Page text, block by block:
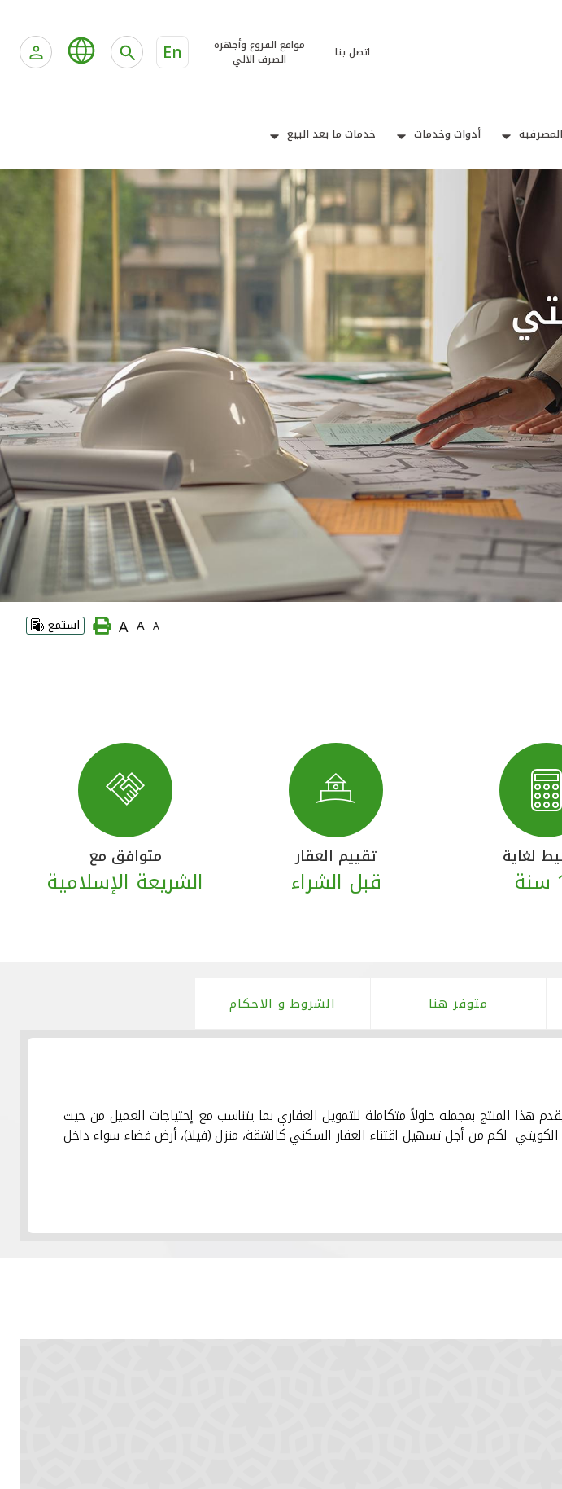
اتصل بنا
مواقع الفروع وأجهزة
الصرف الآلي
En
أدوات وخدمات خدمات ما بعد البيع
A
A
A استمع
لغاية تقييم العقار
قبل الشراء
متوافق مع
الشريعة الإسلامية
متوفر هنا الشروط و الاحكام
هذا المنتج بمجمله حلولاً متكاملة للتمويل العقاري بما يتناسب مع إحتياجات العميل من حيث
الكويتي لكم من أجل تسهيل اقتناء العقار السكني كالشقة، منزل (فيلا)، أرض فضاء سواء داخل